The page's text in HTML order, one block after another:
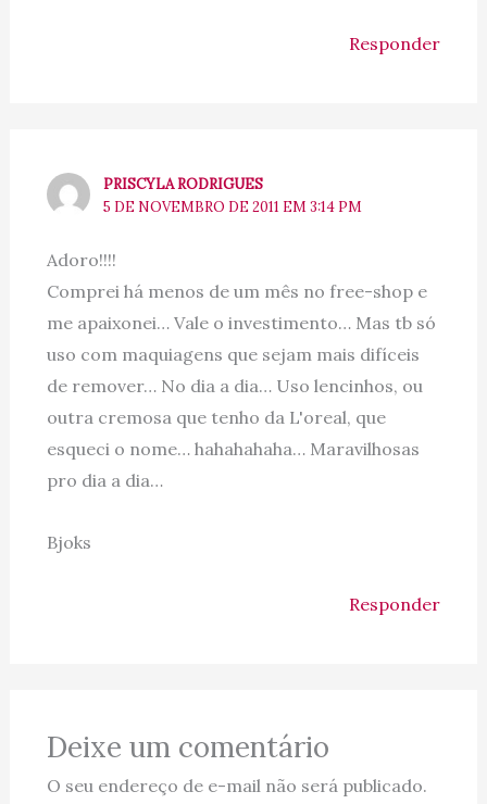
Responder
PRISCYLA RODRIGUES
5 DE NOVEMBRO DE 2011 EM 3:14 PM
Adoro!!!!
Comprei há menos de um mês no free-shop e
me apaixonei… Vale o investimento… Mas tb só
uso com maquiagens que sejam mais difíceis
de remover… No dia a dia… Uso lencinhos, ou
outra cremosa que tenho da L'oreal, que
esqueci o nome… hahahahaha… Maravilhosas
pro dia a dia…
Bjoks
Responder
Deixe um comentário
O seu endereço de e-mail não será publicado.